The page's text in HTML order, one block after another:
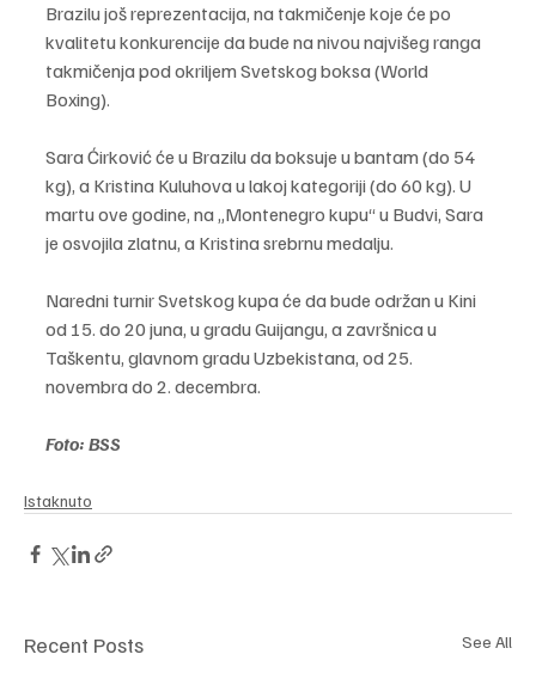
Brazilu još reprezentacija, na takmičenje koje će po
kvalitetu konkurencije da bude na nivou najvišeg ranga
takmičenja pod okriljem Svetskog boksa (World
Boxing).
Sara Ćirković će u Brazilu da boksuje u bantam (do 54
kg), a Kristina Kuluhova u lakoj kategoriji (do 60 kg). U
martu ove godine, na „Montenegro kupu“ u Budvi, Sara
je osvojila zlatnu, a Kristina srebrnu medalju.
Naredni turnir Svetskog kupa će da bude održan u Kini
od 15. do 20 juna, u gradu Guijangu, a završnica u
Taškentu, glavnom gradu Uzbekistana, od 25.
novembra do 2. decembra.
Foto: BSS
Istaknuto
Recent Posts See All